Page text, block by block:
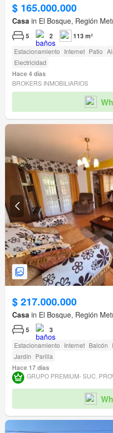
$ 165.000.000
Casa in El Bosque, Región
5 2 113 m²
Estacionamiento Internet Patio
Electricidad
Hace 4 días
BROKERS INMOBILIARIOS
$ 217.000.000
Casa in El Bosque, Región
5 3
Estacionamiento Internet Balcón
Jardín Parilla
Hace 17 días
GRUPO PREMIUM- SUC.